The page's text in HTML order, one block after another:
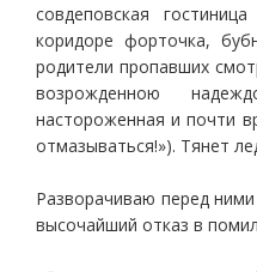
совдеповская
коридоре форточка,
родители пропавших
возрожденною
настороженная и почти
отмазываться!»). Тянет
Разворачиваю перед
высочайший отказ в